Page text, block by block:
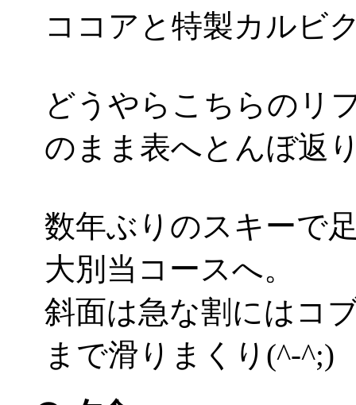
ココアと特製カルビ
どうやらこちらのリ
のまま表へとんぼ返
数年ぶりのスキーで
大別当コースへ。
斜面は急な割にはコ
まで滑りまくり(^-^;)